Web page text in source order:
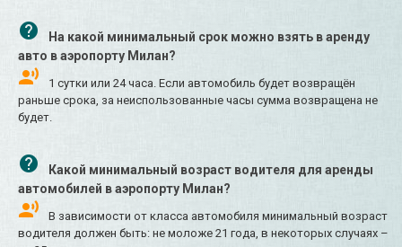
На какой минимальный срок можно взять в аренду
авто в аэропорту Милан?
1 сутки или 24 часа. Если автомобиль будет возвращён
раньше срока, за неиспользованные часы сумма возвращена не
будет.
Какой минимальный возраст водителя для аренды
автомобилей в аэропорту Милан?
В зависимости от класса автомобиля минимальный возраст
водителя должен быть: не моложе 21 года, в некоторых случаях –